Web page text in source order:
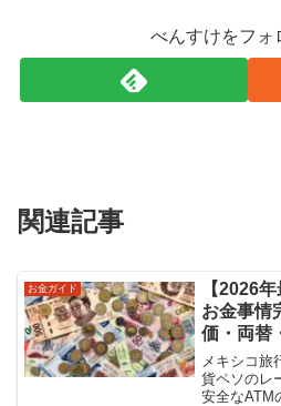
べんすけをフォ
関連記事
お金ガイド
【2026
お金事情
価・両替
ド・チッ
メキシコ旅
貨ペソのレ
安全なATM